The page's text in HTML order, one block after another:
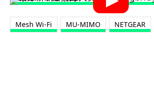
Mesh Wi-Fi MU-MIMO NETGEAR